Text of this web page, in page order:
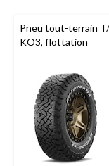
Pneu tout-terrain
KO3, flottation